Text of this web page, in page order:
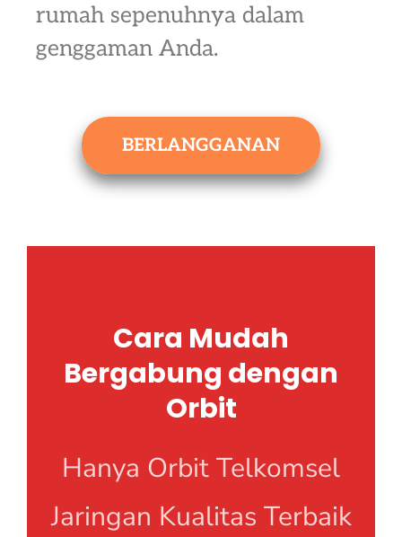
rumah sepenuhnya dalam
genggaman Anda.
BERLANGGANAN
Cara Mudah
Bergabung dengan
Orbit
Hanya Orbit Telkomsel
Jaringan Kualitas Terbaik